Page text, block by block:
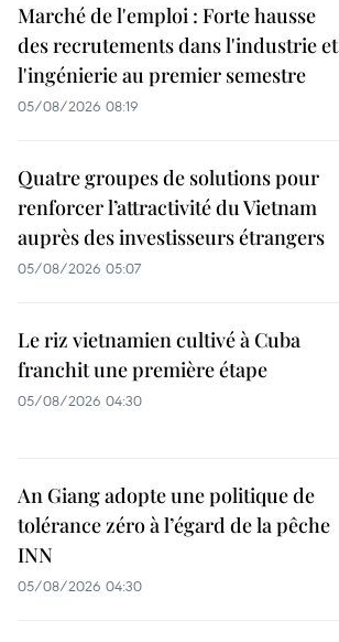
Marché de l'emploi : Forte hausse
des recrutements dans l'industrie et
l'ingénierie au premier semestre
05/08/2026 08:19
Quatre groupes de solutions pour
renforcer l’attractivité du Vietnam
auprès des investisseurs étrangers
05/08/2026 05:07
Le riz vietnamien cultivé à Cuba
franchit une première étape
05/08/2026 04:30
An Giang adopte une politique de
tolérance zéro à l’égard de la pêche
INN
05/08/2026 04:30